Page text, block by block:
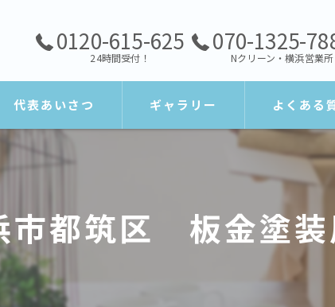
0120-615-625
24時間受付！
070-1325-
Nクリーン・横浜営業所
代表あいさつ ギャラリー よくある
市都筑区 板金塗装